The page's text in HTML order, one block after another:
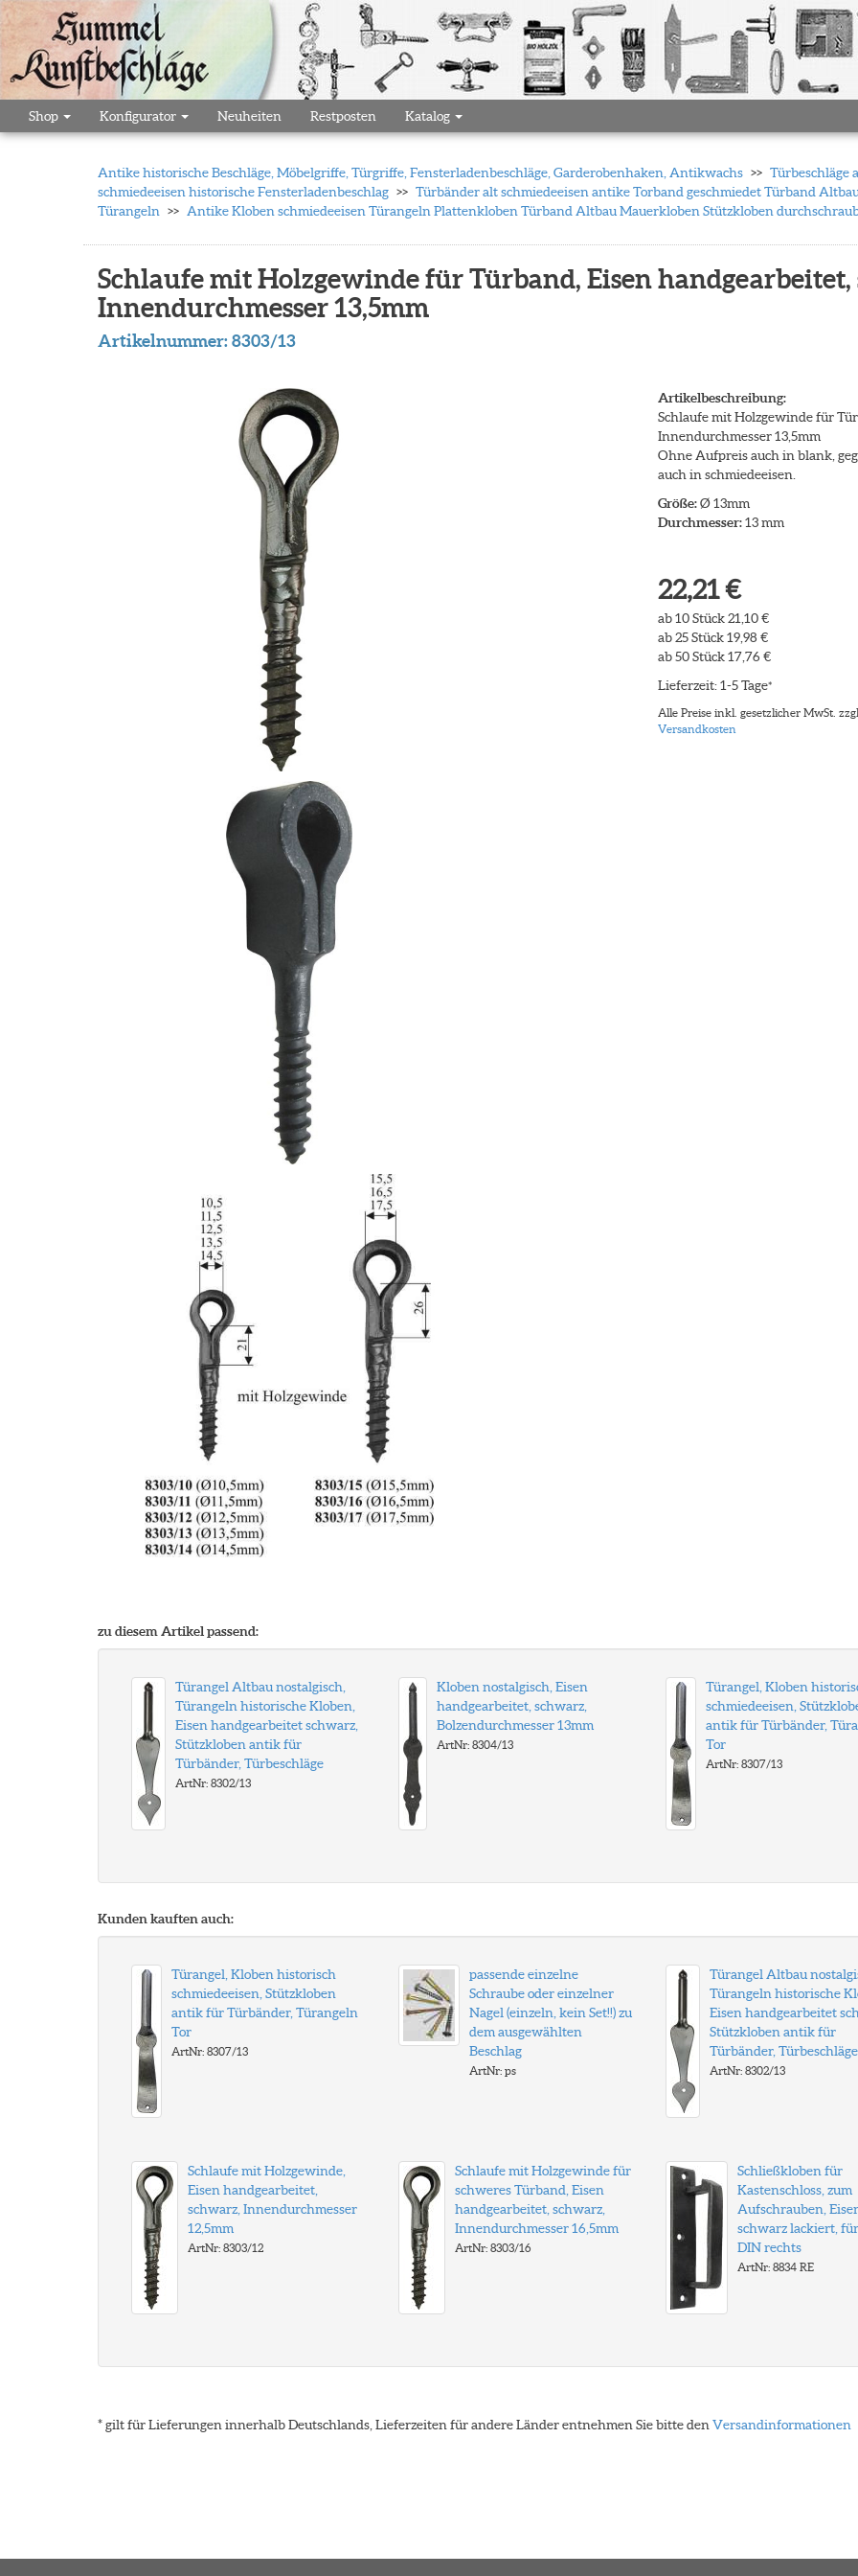
Shop Konfigurator Neuheiten Restposten Katalog
Antike historische Beschläge, Möbelgriffe, Türgriffe, Fensterladenbeschläge, Garderobenhaken, Antikwachs
Türbeschläge
schmiedeeisen historische Fensterladenbeschlag
Türbänder alt schmiedeeisen antike Torband geschmiedet Türband
Türangeln
Antike Kloben schmiedeeisen Türangeln Plattenkloben Türband Altbau Mauerkloben Stützkloben
Schlaufe mit Holzgewinde für Türband, Eisen handgearbeitet,
Innendurchmesser 13,5mm
Artikelnummer:8303/13
Artikelbeschreibung:
Schlaufe mit Holzgewinde für
Innendurchmesser 13,5mm
Ohne Aufpreis auch in blank,
auch in schmiedeeisen.
Größe:Ø 13mm
Durchmesser:13 mm
22,21 €
ab 10 Stück 21,10 €
ab 25 Stück 19,98 €
ab 50 Stück 17,76 €
Lieferzeit: 1-5 Tage*
Alle Preise inkl. gesetzlicher MwSt. zzgl.
Versandkosten
zu diesem Artikel passend:
Türangel Altbau nostalgisch,
Türangeln historische Kloben,
Eisen handgearbeitet schwarz,
Stützkloben antik für
Türbänder, Türbeschläge
ArtNr: 8302/13
Kloben nostalgisch, Eisen
handgearbeitet, schwarz,
Bolzendurchmesser 13mm
ArtNr: 8304/13
Türangel, Kloben
schmiedeeisen,
antik für Türbänder,
Tor
ArtNr: 8307/13
Kunden kauften auch:
Türangel, Kloben historisch
schmiedeeisen, Stützkloben
antik für Türbänder, Türangeln
Tor
ArtNr: 8307/13
passende einzelne
Schraube oder einzelner
Nagel (einzeln, kein Set!!) zu
dem ausgewählten
Beschlag
ArtNr: ps
Türangel Altbau
Türangeln historische
Eisen handgearbeitet
Stützkloben antik für
Türbänder, Türbeschläge
ArtNr: 8302/13
Schlaufe mit Holzgewinde,
Eisen handgearbeitet,
schwarz, Innendurchmesser
12,5mm
ArtNr: 8303/12
Schlaufe mit Holzgewinde für
schweres Türband, Eisen
handgearbeitet, schwarz,
Innendurchmesser 16,5mm
ArtNr: 8303/16
Schließkloben für
Kastenschloss, zum
Aufschrauben,
schwarz lackiert,
DIN rechts
ArtNr: 8834 RE
* gilt für Lieferungen innerhalb Deutschlands, Lieferzeiten für andere Länder entnehmen Sie bitte den Versandinformationen